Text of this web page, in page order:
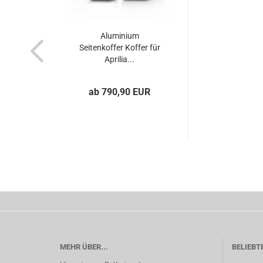
Aluminium
Seitenkoffer Koffer für
Aprilia...
ab 790,90 EUR
MEHR ÜBER...